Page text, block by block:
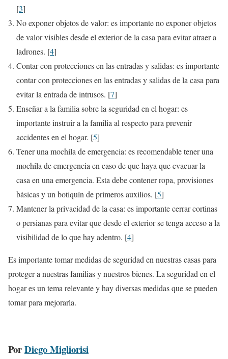
[3]
No exponer objetos de valor: es importante no exponer objetos
de valor visibles desde el exterior de la casa para evitar atraer a
ladrones. [4]
Contar con protecciones en las entradas y salidas: es importante
contar con protecciones en las entradas y salidas de la casa para
evitar la entrada de intrusos. [7]
Enseñar a la familia sobre la seguridad en el hogar: es
importante instruir a la familia al respecto para prevenir
accidentes en el hogar. [5]
Tener una mochila de emergencia: es recomendable tener una
mochila de emergencia en caso de que haya que evacuar la
casa en una emergencia. Esta debe contener ropa, provisiones
básicas y un botiquín de primeros auxilios. [5]
Mantener la privacidad de la casa: es importante cerrar cortinas
o persianas para evitar que desde el exterior se tenga acceso a la
visibilidad de lo que hay adentro. [4]
Es importante tomar medidas de seguridad en nuestras casas para
proteger a nuestras familias y nuestros bienes. La seguridad en el
hogar es un tema relevante y hay diversas medidas que se pueden
tomar para mejorarla.
PorDiego Migliorisi